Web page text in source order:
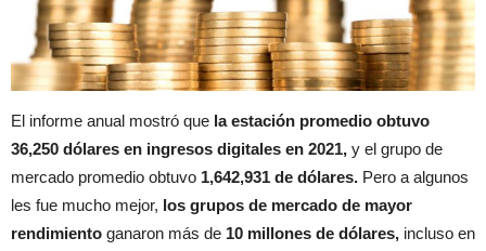
El informe anual mostró que la estación promedio obtuvo
36,250 dólares en ingresos digitales en 2021, y el grupo de
mercado promedio obtuvo 1,642,931 de dólares. Pero a algunos
les fue mucho mejor, los grupos de mercado de mayor
rendimiento ganaron más de 10 millones de dólares, incluso en